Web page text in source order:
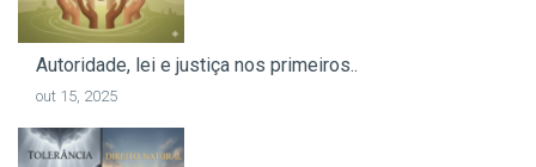
Autoridade, lei e justiça nos primeiros..
out 15, 2025